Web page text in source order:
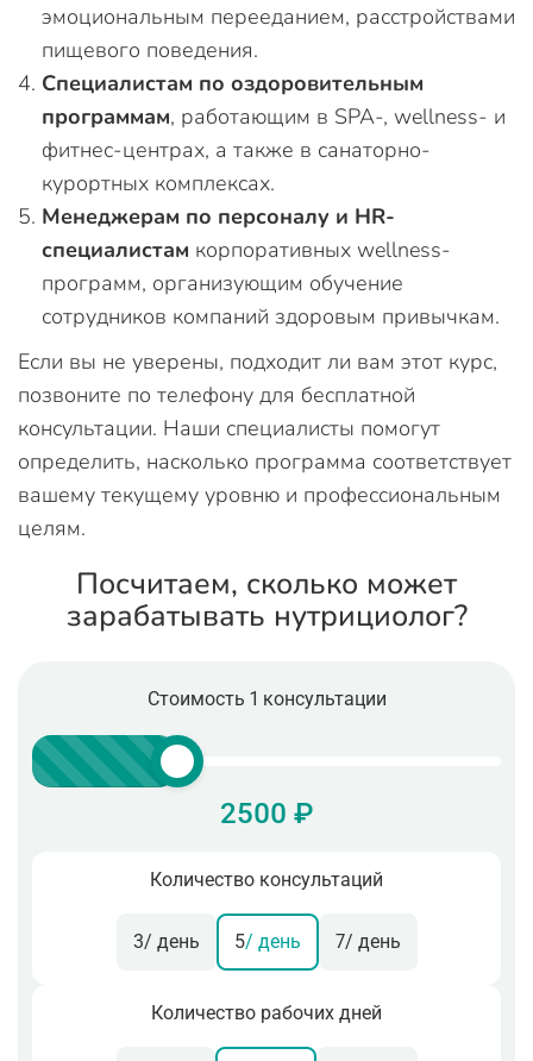
эмоциональным перееданием, расстройствами
пищевого поведения.
Специалистам по оздоровительным
программам, работающим в SPA-, wellness- и
фитнес-центрах, а также в санаторно-
курортных комплексах.
Менеджерам по персоналу и HR-
специалистам корпоративных wellness-
программ, организующим обучение
сотрудников компаний здоровым привычкам.
Если вы не уверены, подходит ли вам этот курс,
позвоните по телефону для бесплатной
консультации. Наши специалисты помогут
определить, насколько программа соответствует
вашему текущему уровню и профессиональным
целям.
Посчитаем, сколько может
зарабатывать нутрициолог?
Стоимость 1 консультации
2500 ₽
Количество консультаций
3/ день 5/ день 7/ день
Количество рабочих дней